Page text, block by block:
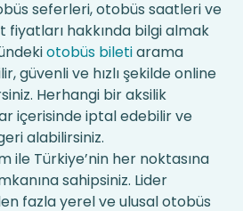
seferleri, otobüs saatleri ve
fiyatları hakkında bilgi almak
otobüs biletiarama
güvenli ve hızlı şekilde online
Herhangi bir aksilik
içerisinde iptal edebilir ve
alabilirsiniz.
ile Türkiye’nin her noktasına
sahipsiniz. Lider
fazla yerel ve ulusal otobüs